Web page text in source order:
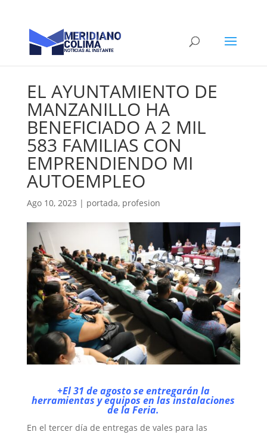
EL AYUNTAMIENTO DE
MANZANILLO HA
BENEFICIADO A 2 MIL
583 FAMILIAS CON
EMPRENDIENDO MI
AUTOEMPLEO
Ago 10, 2023 | portada, profesion
+El 31 de agosto se entregarán la
herramientas y equipos en las instalaciones
de la Feria.
En el tercer día de entregas de vales para las